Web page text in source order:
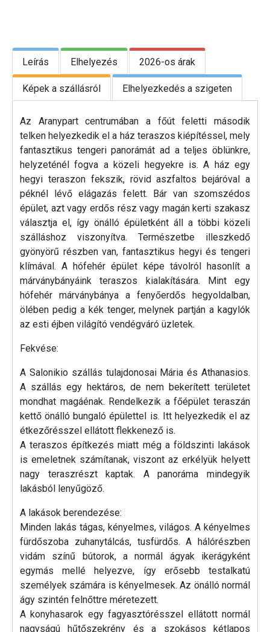
Leírás Elhelyezés 2026-os árak
Képek a szállásról Elhelyezkedés a szigeten
Az Aranypart centrumában a főút feletti második
telken helyezkedik el a ház teraszos kiépítéssel, mely
fantasztikus tengeri panorámát ad a teljes öblünkre,
helyzeténél fogva a közeli hegyekre is. A ház egy
hegyi teraszon fekszik, rövid aszfaltos bejáróval a
péknél lévő elágazás felett. Bár van szomszédos
épület, azt vagy erdős rész vagy magán kerti szakasz
választja el, így önálló épületként áll a többi közeli
szálláshoz viszonyítva. Természetbe illeszkedő
gyönyörű részben van, fantasztikus hegyi és tengeri
klímával. A hófehér épület képe távolról hasonlít a
márványbányáink teraszos kialakítására. Mint egy
hófehér márványbánya a fenyőerdős hegyoldalban,
ölében pedig a kék tenger, melynek partján a kagylók
az esti éjben világító vendégváró üzletek.
Fekvése:
A Salonikio szállás tulajdonosai Mária és Athanasios.
A szállás egy hektáros, de nem bekerített területet
mondhat magáénak. Rendelkezik a főépület teraszán
kettő önálló bungaló épülettel is. Itt helyezkedik el az
étkezőrésszel ellátott flekkenező is.
A teraszos építkezés miatt még a földszinti lakások
is emeletnek számítanak, viszont az erkélyük helyett
nagy teraszrészt kaptak. A panoráma mindegyik
lakásból lenyűgöző.
A lakások berendezése:
Minden lakás tágas, kényelmes, világos. A kényelmes
fürdőszoba zuhanytálcás, tusfürdős. A hálórészben
vidám színű bútorok, a normál ágyak ikerágyként
egymás mellé helyezve, így erősebb testalkatú
személyek számára is kényelmesek. Az önálló normál
ágy szintén felnőttre méretezett.
A konyhasarok egy fagyasztórésszel ellátott normál
nagyságú hűtőszekrény és a szokásos kétlapos